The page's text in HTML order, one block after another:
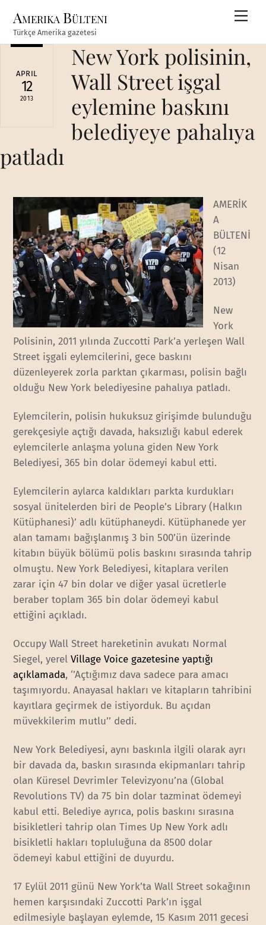
content
Amerika Bülteni
Türkçe Amerika gazetesi
APRIL
12
2013
New York polisinin,
Wall Street işgal
eylemine baskını
belediyeye pahalıya
patladı
AMERİK
A
BÜLTENİ
(12
Nisan
2013)
New
York
Polisinin, 2011 yılında Zuccotti Park’a yerleşen Wall
Street işgali eylemcilerini, gece baskını
düzenleyerek zorla parktan çıkarması, polisin bağlı
olduğu New York belediyesine pahalıya patladı.
Eylemcilerin, polisin hukuksuz girişimde bulunduğu
gerekçesiyle açtığı davada, haksızlığı kabul ederek
eylemcilerle anlaşma yoluna giden New York
Belediyesi, 365 bin dolar ödemeyi kabul etti.
Eylemcilerin aylarca kaldıkları parkta kurdukları
sosyal ünitelerden biri de People’s Library (Halkın
Kütüphanesi)’ adlı kütüphaneydi. Kütüphanede yer
alan tamamı bağışlanmış 3 bin 500’ün üzerinde
kitabın büyük bölümü polis baskını sırasında tahrip
olmuştu. New York Belediyesi, kitaplara verilen
zarar için 47 bin dolar ve diğer yasal ücretlerle
beraber toplam 365 bin dolar ödemeyi kabul
ettiğini açıkladı.
Occupy Wall Street hareketinin avukatı Normal
Siegel, yerelVillage Voice gazetesine yaptığı
açıklamada, ‘’Açtığımız dava sadece para amacı
taşımıyordu. Anayasal hakları ve kitapların tahribini
kayıtlara geçirmek de istiyorduk. Bu açıdan
müvekkilerim mutlu’’ dedi.
New York Belediyesi, aynı baskınla ilgili olarak ayrı
bir davada da, baskın sırasında ekipmanları tahrip
olan Küresel Devrimler Televizyonu’na (Global
Revolutions TV) da 75 bin dolar tazminat ödemeyi
kabul etti. Belediye ayrıca, polis baskını sırasına
bisikletleri tahrip olan Times Up New York adlı
bisikletli hakları topluluğuna da 8500 dolar
ödemeyi kabul ettiğini de duyurdu.
17 Eylül 2011 günü New York’ta Wall Street sokağının
hemen karşısındaki Zuccotti Park’ın işgal
edilmesiyle başlayan eylemde, 15 Kasım 2011 gecesi